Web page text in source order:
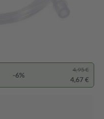
-6%
4,95 €
4,67 €